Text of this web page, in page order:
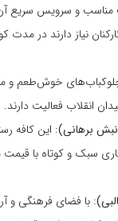
مناسب و سرویس سریع
نیاز دارند در مدت
چلوکباب‌های خوش‌طعم و
انقلاب فعالیت دارند.
نبش برهانی): این کافه
سبک و کوتاه با قیمت
: با فضای فرهنگی و